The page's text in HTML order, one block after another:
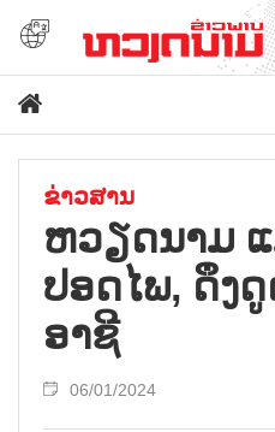
ຂ່າວສານ
ຫວຽດນາມ
ປອດໄພ, ດຶງ
ອາຊີ
06/01/2024